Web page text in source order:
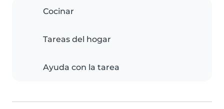
Cocinar
Tareas del hogar
Ayuda con la tarea